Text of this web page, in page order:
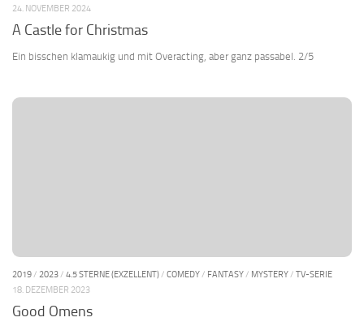
24. NOVEMBER 2024
A Castle for Christmas
Ein bisschen klamaukig und mit Overacting, aber ganz passabel. 2/5
2019/ 2023/ 4.5 STERNE (EXZELLENT)/ COMEDY/ FANTASY/ MYSTERY/ TV-SERIE
18. DEZEMBER 2023
Good Omens